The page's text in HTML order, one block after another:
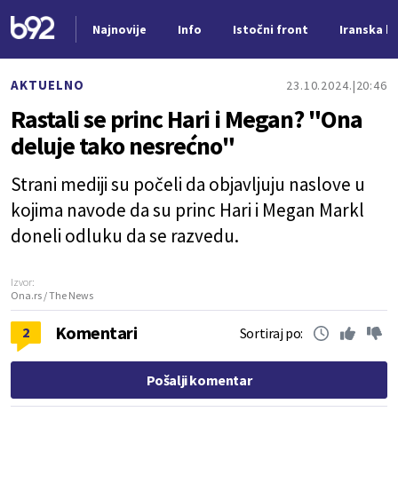
Najnovije Info Istočni front Iranska
AKTUELNO 23.10.2024. 20:46
Rastali se princ Hari i Megan? "Ona
deluje tako nesrećno"
Strani mediji su počeli da objavljuju naslove u
kojima navode da su princ Hari i Megan Markl
doneli odluku da se razvedu.
Izvor:
Ona.rs / The News
2 Komentari Sortiraj po:
Pošalji komentar